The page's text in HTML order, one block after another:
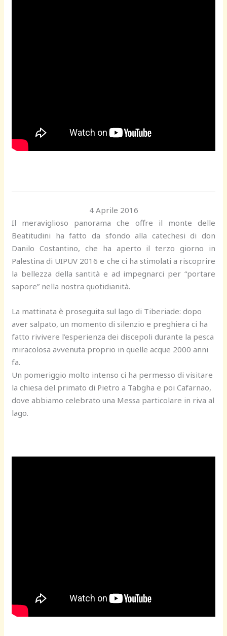
4 Aprile 2016
Il meraviglioso panorama che offre il monte delle
Beatitudini ha fatto da sfondo alla catechesi di don
Danilo Costantino, che ha aperto il terzo giorno in
Palestina di UIPUV 2016 e che ci ha stimolati a riscoprire
la bellezza della santità e ad impegnarci per “portare
sapore” nella nostra quotidianità.
La mattinata è proseguita sul lago di Tiberiade: dopo
aver salpato, un momento di silenzio e preghiera ci ha
fatto rivivere l’esperienza dei discepoli durante la pesca
miracolosa avvenuta proprio in quelle acque 2000 anni
fa.
Un pomeriggio molto intenso ci ha permesso di visitare
la chiesa del primato di Pietro a Tabgha e poi Cafarnao,
dove abbiamo celebrato una Messa particolare in riva al
lago.